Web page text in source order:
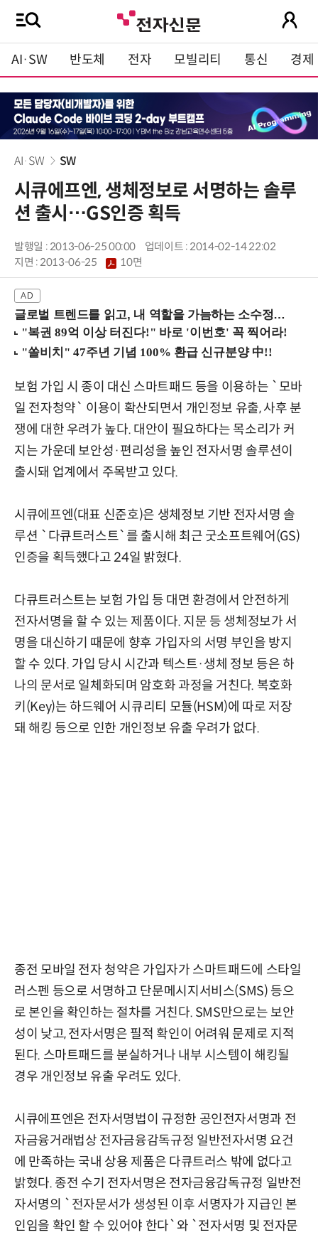
AI·SW 반도체 전자 모빌리티 통신 경제
AI·SW SW
시큐에프엔, 생체정보로 서명하는 솔루
션 출시…GS인증 획득
발행일 : 2013-06-25 00:00
업데이트 : 2014-02-14 22:02
지면 :2013-06-25 10면
글로벌 트렌드를 읽고, 내 역할을 가늠하는 소수정예 실습 워크숍 (8/28 신논현역)
보험 가입 시 종이 대신 스마트패드 등을 이용하는 `모바
일 전자청약` 이용이 확산되면서 개인정보 유출, 사후 분
쟁에 대한 우려가 높다. 대안이 필요하다는 목소리가 커
지는 가운데 보안성·편리성을 높인 전자서명 솔루션이
출시돼 업계에서 주목받고 있다.
시큐에프엔(대표 신준호)은 생체정보 기반 전자서명 솔
루션 `다큐트러스트`를 출시해 최근 굿소프트웨어(GS)
인증을 획득했다고 24일 밝혔다.
다큐트러스트는 보험 가입 등 대면 환경에서 안전하게
전자서명을 할 수 있는 제품이다. 지문 등 생체정보가 서
명을 대신하기 때문에 향후 가입자의 서명 부인을 방지
할 수 있다. 가입 당시 시간과 텍스트·생체 정보 등은 하
나의 문서로 일체화되며 암호화 과정을 거친다. 복호화
키(Key)는 하드웨어 시큐리티 모듈(HSM)에 따로 저장
돼 해킹 등으로 인한 개인정보 유출 우려가 없다.
종전 모바일 전자 청약은 가입자가 스마트패드에 스타일
러스펜 등으로 서명하고 단문메시지서비스(SMS) 등으
로 본인을 확인하는 절차를 거친다. SMS만으로는 보안
성이 낮고, 전자서명은 필적 확인이 어려워 문제로 지적
된다. 스마트패드를 분실하거나 내부 시스템이 해킹될
경우 개인정보 유출 우려도 있다.
시큐에프엔은 전자서명법이 규정한 공인전자서명과 전
자금융거래법상 전자금융감독규정 일반전자서명 요건
에 만족하는 국내 상용 제품은 다큐트러스 밖에 없다고
밝혔다. 종전 수기 전자서명은 전자금융감독규정 일반전
자서명의 `전자문서가 생성된 이후 서명자가 지급인 본
인임을 확인 할 수 있어야 한다`와 `전자서명 및 전자문